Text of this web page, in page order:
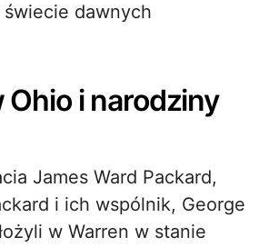
świecie dawnych
Ohio i narodziny
James Ward Packard,
i ich wspólnik, George
w Warren w stanie